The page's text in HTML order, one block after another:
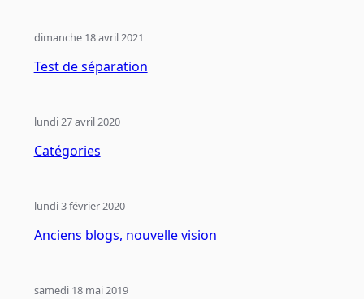
Test de séparation
dimanche 18 avril 2021
Catégories
lundi 27 avril 2020
Anciens blogs, nouvelle vision
lundi 3 février 2020
samedi 18 mai 2019